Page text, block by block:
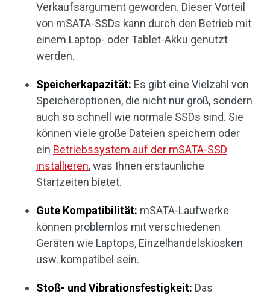
Verkaufsargument geworden. Dieser Vorteil
von mSATA-SSDs kann durch den Betrieb mit
einem Laptop- oder Tablet-Akku genutzt
werden.
Speicherkapazität: Es gibt eine Vielzahl von
Speicheroptionen, die nicht nur groß, sondern
auch so schnell wie normale SSDs sind. Sie
können viele große Dateien speichern oder
ein Betriebssystem auf der mSATA-SSD
installieren, was Ihnen erstaunliche
Startzeiten bietet.
Gute Kompatibilität: mSATA-Laufwerke
können problemlos mit verschiedenen
Geräten wie Laptops, Einzelhandelskiosken
usw. kompatibel sein.
Stoß- und Vibrationsfestigkeit: Das